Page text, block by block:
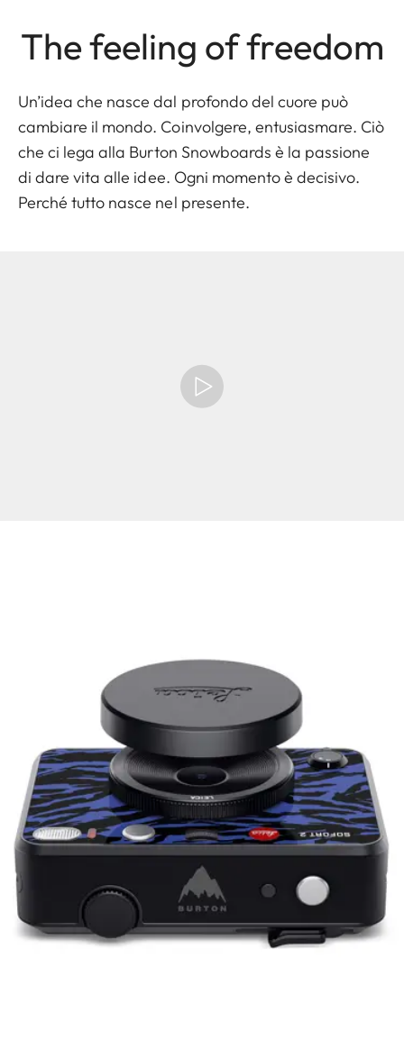
The feeling of freedom
Un’idea che nasce dal profondo del cuore può
cambiare il mondo. Coinvolgere, entusiasmare. Ciò
che ci lega alla Burton Snowboards è la passione
di dare vita alle idee. Ogni momento è decisivo.
Perché tutto nasce nel presente.